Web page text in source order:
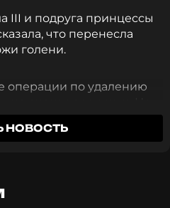
III и подруга принцессы
что перенесла
голени.
операции по удалению
но достаточно
расплылся по
что операцию Мооса
Мооса подразумевает,
НОВОСТЬ